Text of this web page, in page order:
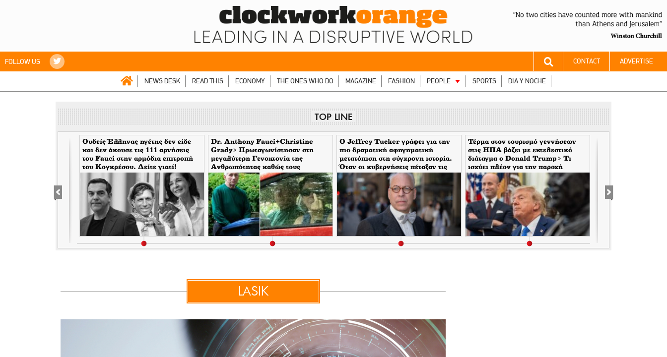
FOLLOW US CONTACT ADVERTISE
NEWS DESK READ THIS ECONOMY THE ONES WHO DO MAGAZINE FASHION PEOPLE SPORTS DIA Y NOCHE
TOP LINE
Ουδείς Έλληνας ηγέτης δεν είδε
και δεν άκουσε τις 111 αρνήσεις
του Fauci στην αρμόδια επιτροπή
του Κογκρέσου. Δείτε γιατί!
Dr. Anthony Fauci+Christine
Grady> Πρωταγωνίστησαν στη
μεγαλύτερη Γενοκτονία της
Ανθρωπότητας καθώς τους
κάλυπταν οι μηντιακές ερπύστριες
του deep state. Τώρα η σύζυγος
υψώνει το δάχτυλο στους
φωτορεπόρτερ
Ο Jeffrey Tucker γράφει για την
πιο δραματική αφηγηματική
μετατόπιση στη σύγχρονη ιστορία.
Όταν οι κυβερνήσεις πέταξαν τις
μάσκες τους
Τέρμα στον τουρισμό γεννήσεων
στις ΗΠΑ βάζει με εκτελεστικό
διάταγμα ο Donald Trump> Τι
ισχύει πλέον για την παροχή
υπηκοότητας
LASIK